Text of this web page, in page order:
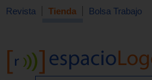
Revista Tienda Bolsa Trabajo